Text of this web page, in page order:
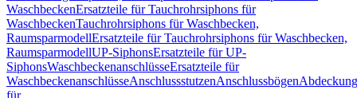
WaschbeckenErsatzteile für Tauchrohrsiphons für
WaschbeckenTauchrohrsiphons für Waschbecken,
RaumsparmodellErsatzteile für Tauchrohrsiphons für Waschbecken,
RaumsparmodellUP-SiphonsErsatzteile für UP-
SiphonsWaschbeckenanschlüsseErsatzteile für
WaschbeckenanschlüsseAnschlussstutzenAnschlussbögen
für